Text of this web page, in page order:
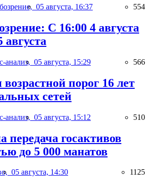
05 августа, 16:37 554
С 16:00 4 августа
августа
анализ, 05 августа, 15:29 566
возрастной порог 16 лет
сетей
анализ, 05 августа, 15:12 510
передача госактивов
до 5 000 манатов
05 августа, 14:30 1125